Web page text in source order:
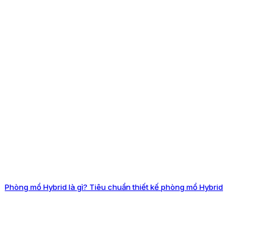
Phòng mổ Hybrid là gì? Tiêu chuẩn thiết kế phòng mổ Hybrid